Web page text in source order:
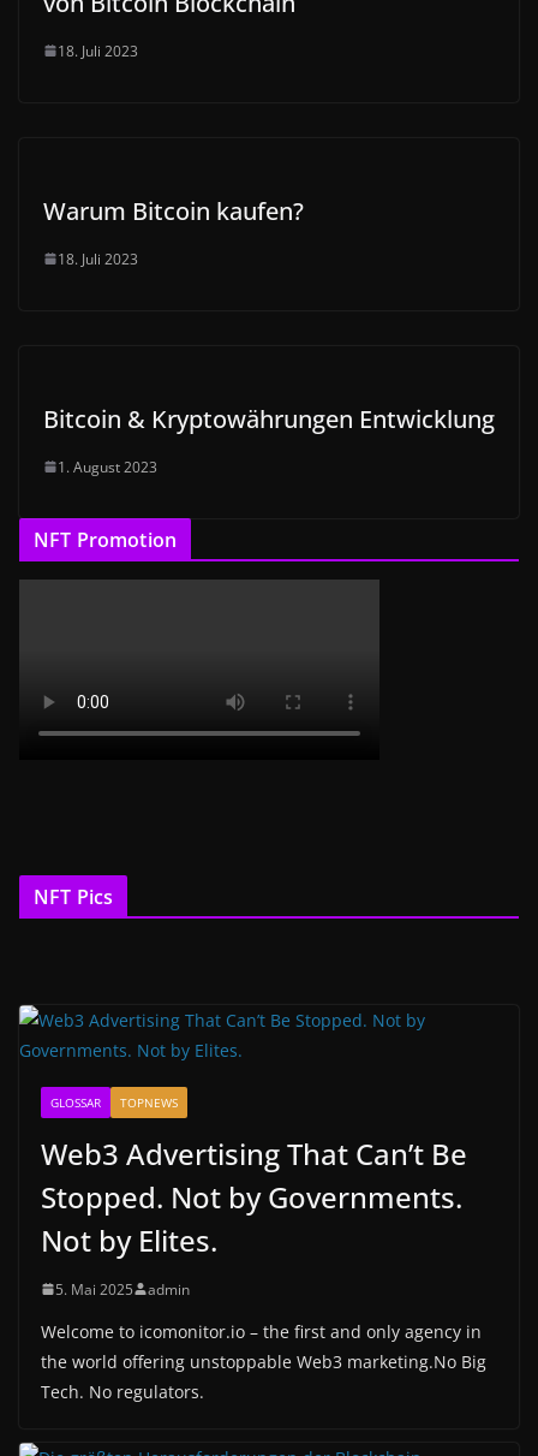
18. Juli 2023
Warum Bitcoin kaufen?
18. Juli 2023
Bitcoin & Kryptowährungen Entwicklung
1. August 2023
NFT Promotion
NFT Pics
GLOSSAR TOPNEWS
Web3 Advertising That Can’t Be
Stopped. Not by Governments.
Not by Elites.
5. Mai 2025 admin
Welcome to icomonitor.io – the first and only agency in
the world offering unstoppable Web3 marketing.No Big
Tech. No regulators.